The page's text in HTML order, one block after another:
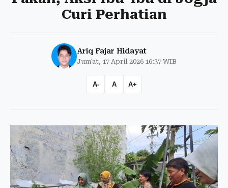
Curi Perhatian
Ariq Fajar Hidayat
Jum'at, 17 April 2026 16:37 WIB
A- A A+